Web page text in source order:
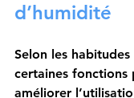
d’humidité
Selon les
certaines fonctions
améliorer